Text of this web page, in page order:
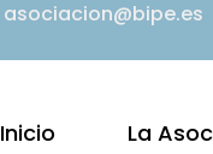
asociacion@bipe.es
Inicio La